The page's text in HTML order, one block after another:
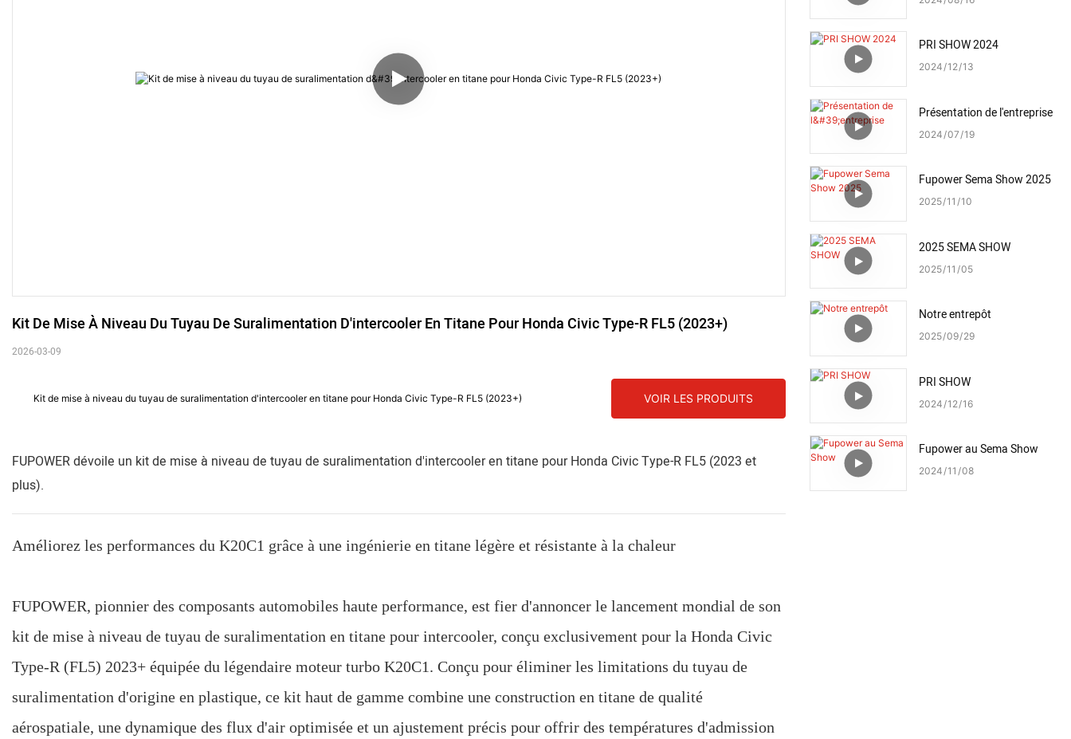
Kit De Mise À Niveau Du Tuyau De Suralimentation D'intercooler En Titane Pour Honda Civic Type-R FL5 (2023+)
2026-03-09
Kit de mise à niveau du tuyau de suralimentation d'intercooler en titane pour Honda Civic Type-R FL5 (2023+) VOIR LES PRODUITS
FUPOWER dévoile un kit de mise à niveau de tuyau de suralimentation d'intercooler en titane pour Honda Civic Type-R FL5 (2023 et
plus).
Améliorez les performances du K20C1 grâce à une ingénierie en titane légère et résistante à la chaleur
FUPOWER, pionnier des composants automobiles haute performance, est fier d'annoncer le lancement mondial de son
kit de mise à niveau de tuyau de suralimentation en titane pour intercooler, conçu exclusivement pour la Honda Civic
Type-R (FL5) 2023+ équipée du légendaire moteur turbo K20C1. Conçu pour éliminer les limitations du tuyau de
suralimentation d'origine en plastique, ce kit haut de gamme combine une construction en titane de qualité
aérospatiale, une dynamique des flux d'air optimisée et un ajustement précis pour offrir des températures d'admission
PRI SHOW 2024
2024 12 13
Présentation de l'entreprise
2024 07 19
Fupower Sema Show 2025
2025 11 10
2025 SEMA SHOW
2025 11 05
Notre entrepôt
2025 09 29
PRI SHOW
2024 12 16
Fupower au Sema Show
2024 11 08